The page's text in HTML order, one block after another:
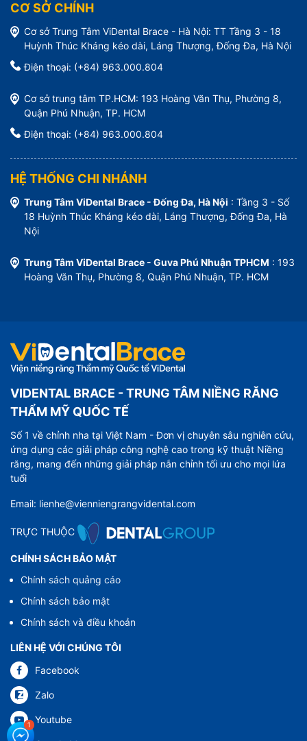
CƠ SỞ CHÍNH
Cơ sở Trung Tâm ViDental Brace - Hà Nội: TT Tầng 3 - 18
Huỳnh Thúc Kháng kéo dài, Láng Thượng, Đống Đa, Hà Nội
Điện thoại: (+84) 963.000.804
Cơ sở trung tâm TP.HCM: 193 Hoàng Văn Thụ, Phường 8,
Quận Phú Nhuận, TP. HCM
Điện thoại: (+84) 963.000.804
HỆ THỐNG CHI NHÁNH
Trung Tâm ViDental Brace - Đống Đa, Hà Nội : Tầng 3 - Số
18 Huỳnh Thúc Kháng kéo dài, Láng Thượng, Đống Đa, Hà
Nội
Trung Tâm ViDental Brace - Guva Phú Nhuận TPHCM : 193
Hoàng Văn Thụ, Phường 8, Quận Phú Nhuận, TP. HCM
VIDENTAL BRACE - TRUNG TÂM NIỀNG RĂNG
THẨM MỸ QUỐC TẾ
Số 1 về chỉnh nha tại Việt Nam - Đơn vị chuyên sâu nghiên cứu,
ứng dụng các giải pháp công nghệ cao trong kỹ thuật Niềng
răng, mang đến những giải pháp nắn chỉnh tối ưu cho mọi lứa
tuổi
Email: lienhe@vienniengrangvidental.com
TRỰC THUỘC
CHÍNH SÁCH BẢO MẬT
Chính sách quảng cáo
Chính sách bảo mật
Chính sách và điều khoản
LIÊN HỆ VỚI CHÚNG TÔI
Facebook
Zalo
Youtube